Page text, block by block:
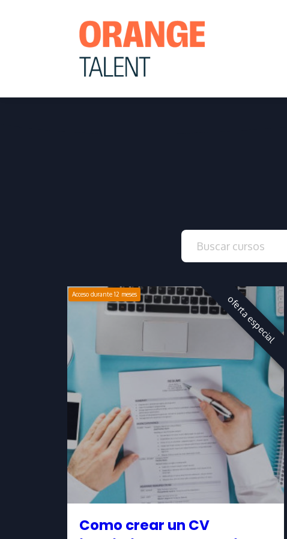
oferta especial
Acceso durante 12 meses
Como crear un CV